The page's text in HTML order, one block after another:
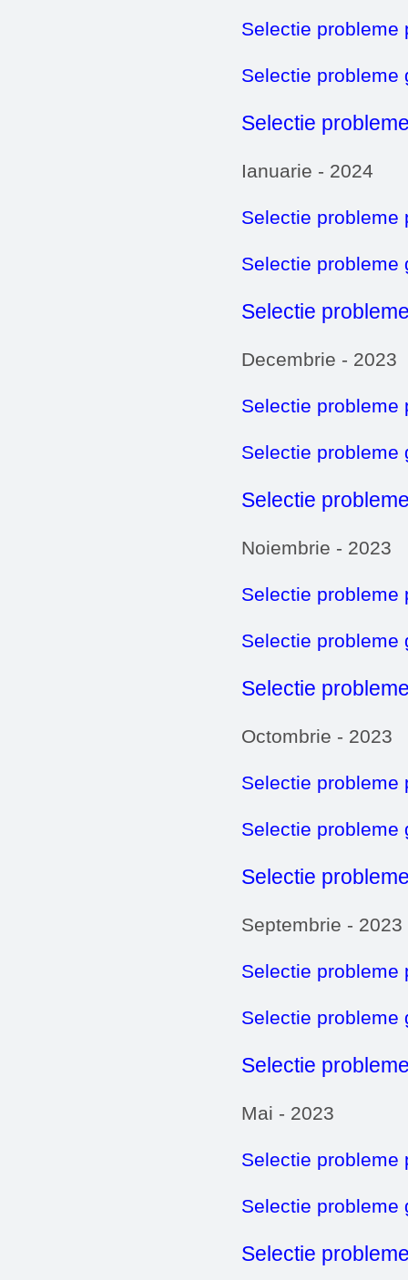
Selectie probleme
Selectie probleme
Selectie
Ianuarie - 2024
Selectie probleme
Selectie probleme
Selectie
Decembrie - 2023
Selectie probleme
Selectie probleme
Selectie
Noiembrie - 2023
Selectie probleme
Selectie probleme
Selectie
Octombrie - 2023
Selectie probleme
Selectie probleme
Selectie
Septembrie - 2023
Selectie probleme
Selectie probleme
Selectie
Mai - 2023
Selectie probleme
Selectie probleme
Selectie